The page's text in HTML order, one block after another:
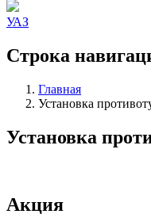
УАЗ
Строка
Главная
Установка
Установка
Акция